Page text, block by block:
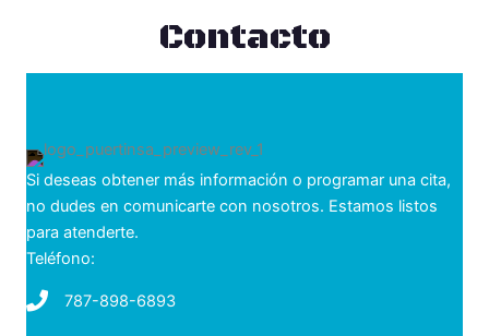
Contacto
Si deseas obtener más información o programar una cita,
no dudes en comunicarte con nosotros. Estamos listos
para atenderte.
Teléfono:
787-898-6893